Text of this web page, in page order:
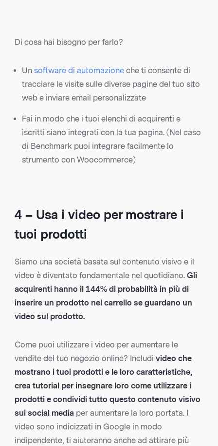
Di cosa hai bisogno per farlo?
Un software di automazione che ti consente di
tracciare le visite sulle diverse pagine del tuo sito
web e inviare email personalizzate
Fai in modo che i tuoi elenchi di acquirenti e
iscritti siano integrati con la tua pagina. (Nel caso
di Benchmark puoi integrare facilmente lo
strumento con Woocommerce)
4 – Usa i video per mostrare i
tuoi prodotti
Siamo una società basata sul contenuto visivo e il
video è diventato fondamentale nel quotidiano. Gli
acquirenti hanno il 144% di probabilità in più di
inserire un prodotto nel carrello se guardano un
video sul prodotto.
Come puoi utilizzare i video per aumentare le
vendite del tuo negozio online? Includi video che
mostrano i tuoi prodotti e le loro caratteristiche,
crea tutorial per insegnare loro come utilizzare i
prodotti e condividi tutto questo contenuto visivo
sui social media per aumentare la loro portata. I
video sono indicizzati in Google in modo
indipendente, ti aiuteranno anche ad attirare più